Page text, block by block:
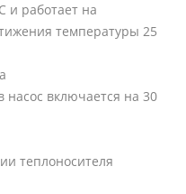
и работает на
температуры 25
насос включается на 30
теплоносителя